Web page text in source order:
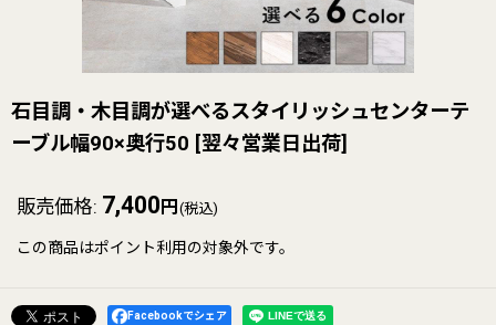
石目調・木目調が選べるスタイリッシュセンターテ
ーブル幅90×奥行50 [翌々営業日出荷]
販売価格: 7,400 円 (税込)
この商品はポイント利用の対象外です。
Facebookでシェア